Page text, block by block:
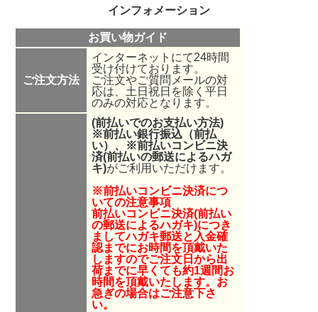
インフォメーション
お買い物ガイド
ご注文方法
インターネットにて24時間
受け付けております。
ご注文やご質問メールの対
応は、土日祝日を除く平日
のみの対応となります。
(前払いでのお支払い方法)
※前払い銀行振込（前払
い）、
※前払いコンビニ決
済(前払いの郵送によるハガ
キ)がご利用いただけます。
※前払いコンビニ決済につ
いての注意事項
前払いコンビニ決済(前払い
の郵送によるハガキ)につき
ましてハガキ郵送と入金確
認までにお時間を頂戴いた
しますのでご注文日から出
荷までに早くても約1週間お
時間を頂戴いたします。お
急ぎの場合はご注意下さ
い。